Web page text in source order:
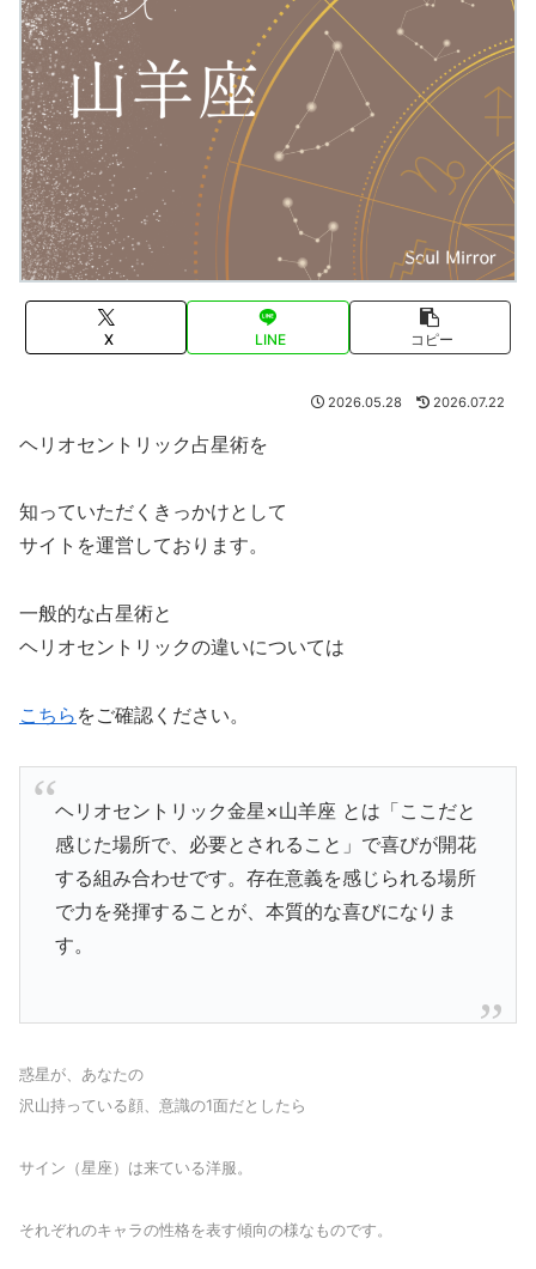
X LINE コピー
2026.05.28 2026.07.22
ヘリオセントリック占星術を
知っていただくきっかけとして
サイトを運営しております。
一般的な占星術と
ヘリオセントリックの違いについては
こちら をご確認ください。
ヘリオセントリック金星×山羊座 とは「ここだと
感じた場所で、必要とされること」で喜びが開花
する組み合わせです。存在意義を感じられる場所
で力を発揮することが、本質的な喜びになりま
す。
惑星が、あなたの
沢山持っている顔、意識の1面だとしたら
サイン（星座）は来ている洋服。
それぞれのキャラの性格を表す傾向の様なものです。